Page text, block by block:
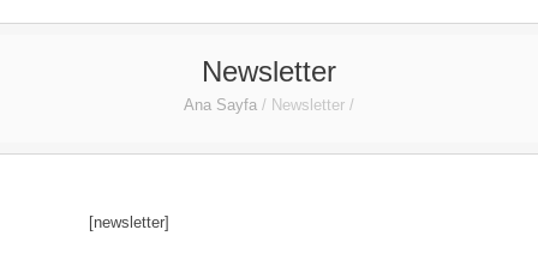
Newsletter
Ana Sayfa / Newsletter /
[newsletter]